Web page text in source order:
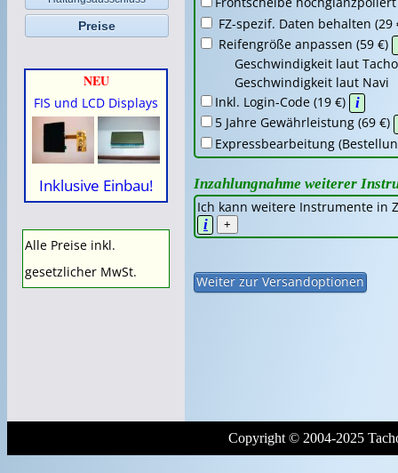
Preise
NEU
FIS und LCD Displays
Inklusive Einbau!
Alle Preise inkl.
gesetzlicher MwSt.
FZ-spezif. Daten behalten (29
Reifengröße anpassen (59 €)
Geschwindigkeit laut Tacho
Geschwindigkeit laut
Inkl. Login-Code (19 €) i
5 Jahre Gewährleistung (69 €)
Expressbearbeitung
Inzahlungnahme weiterer
Ich kann weitere Instrumente in
i
+
Copyright © 2004-2025